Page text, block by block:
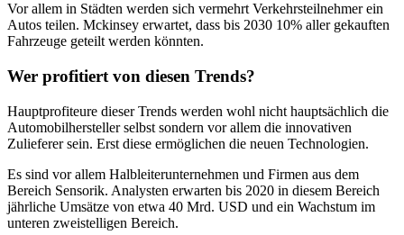
Vor allem in Städten werden sich vermehrt Verkehrsteilnehmer ein
Autos teilen. Mckinsey erwartet, dass bis 2030 10% aller gekauften
Fahrzeuge geteilt werden könnten.
Wer profitiert von diesen Trends?
Hauptprofiteure dieser Trends werden wohl nicht hauptsächlich die
Automobilhersteller selbst sondern vor allem die innovativen
Zulieferer sein. Erst diese ermöglichen die neuen Technologien.
Es sind vor allem Halbleiterunternehmen und Firmen aus dem
Bereich Sensorik. Analysten erwarten bis 2020 in diesem Bereich
jährliche Umsätze von etwa 40 Mrd. USD und ein Wachstum im
unteren zweistelligen Bereich.